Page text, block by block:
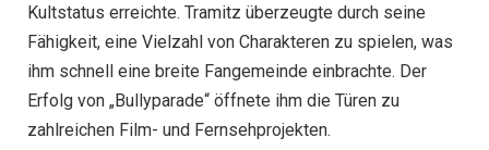
Kultstatus erreichte. Tramitz überzeugte durch seine
Fähigkeit, eine Vielzahl von Charakteren zu spielen, was
ihm schnell eine breite Fangemeinde einbrachte. Der
Erfolg von „Bullyparade“ öffnete ihm die Türen zu
zahlreichen Film- und Fernsehprojekten.